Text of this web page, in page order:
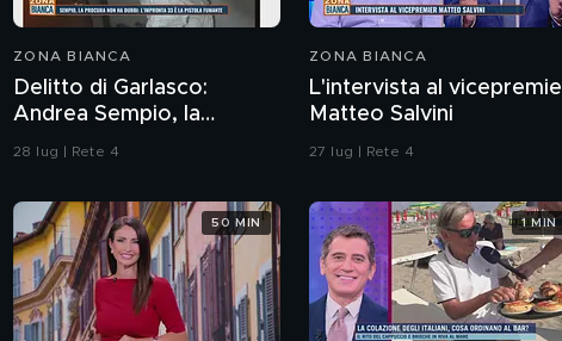
ZONA BIANCA
Delitto di Garlasco:
Andrea Sempio, la
Procura di Pavia non ha
28 lug | Rete 4
ZONA BIANCA
L'intervista al
Matteo Salvini
27 lug | Rete 4
50 MIN 1 MIN